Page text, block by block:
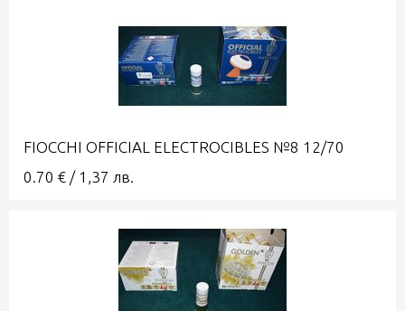
FIOCCHI OFFICIAL ELECTROCIBLES №8 12/70
0.70 € / 1,37 лв.